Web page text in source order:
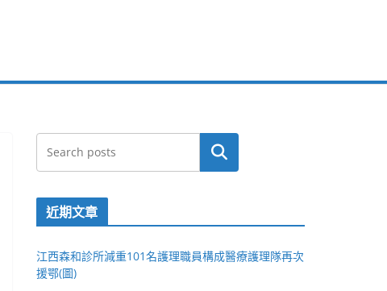
搜尋
近期文章
江西森和診所減重101名護理職員構成醫療護理隊再次
援鄂(圖)